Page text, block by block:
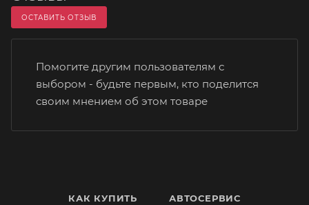
ОСТАВИТЬ ОТЗЫВ
Помогите другим пользователям с
выбором - будьте первым, кто поделится
своим мнением об этом товаре
КАК КУПИТЬ АВТОСЕРВИС